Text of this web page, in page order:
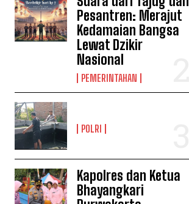
Pesantren: Merajut
Kedamaian Bangsa
Lewat Dzikir
Nasional
PEMERINTAHAN
POLRI
Kapolres dan Ketua
Bhayangkari